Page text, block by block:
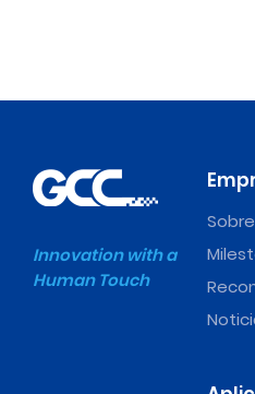
Innovation with a
Human Touch